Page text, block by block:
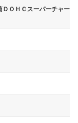
ＤＯＨＣスーパーチャー